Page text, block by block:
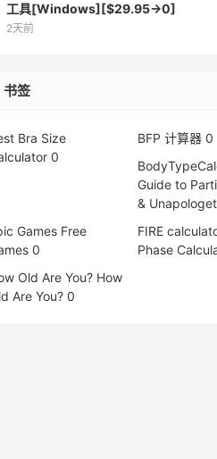
工具[Windows][$29.95→0]
2天前
书签
Bra Size
0
BFP 计算器 0
Guide to
&
Games Free
0
FIRE
Phase
Old Are You? How
Are You? 0